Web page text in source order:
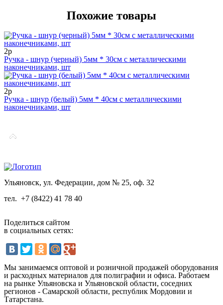
Похожие товары
2р
Ручка - шнур (черный) 5мм * 30см с металлическими
наконечниками, шт
2р
Ручка - шнур (белый) 5мм * 40см с металлическими
наконечниками, шт
Ульяновск, ул. Федерации, дом № 25, оф. 32
тел. +7 (8422) 41 78 40
Поделиться сайтом
в социальных сетях:
Мы занимаемся оптовой и розничной продажей оборудования
и расходных материалов для полиграфии и офиса. Работаем
на рынке Ульяновска и Ульяновской области, соседних
регионов - Самарской области, республик Мордовии и
Татарстана.